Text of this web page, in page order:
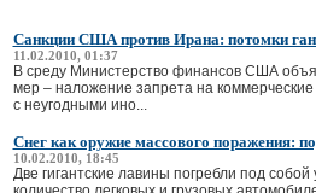
Санкции США против Ирана: потомки
11.02.2010, 01:37
В среду Министерство финансов США
мер – наложение запрета на
с неугодными ино...
Снег как оружие массового поражения:
10.02.2010, 18:45
Две гигантские лавины погребли под